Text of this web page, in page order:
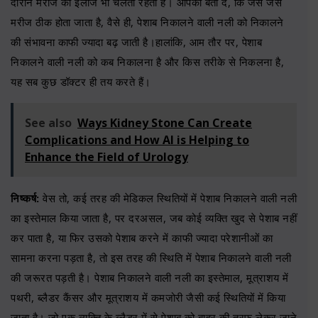
मरीज ठीक होता जाता है, वैसे ही, पेशाब निकालने वाली नली को निकालने
की संभावना काफी ज्यादा बढ़ जाती है।हालांकि, आम तौर पर, पेशाब
निकालने वाली नली को कब निकालना है और किस तरीके से निकलना है,
यह सब कुछ डॉक्टर ही तय करते हैं।
See also Ways Kidney Stone Can Create
Complications and How AI is Helping to
Enhance the Field of Urology
निष्कर्ष: वेस तो, कई तरह की मेडिकल स्थितियों में पेशाब निकालने वाली नली
का इस्तेमाल किया जाता है, पर दरअसल, जब कोई व्यक्ति खुद से पेशाब नहीं
कर पाता है, या फिर उसको पेशाब करने में काफी ज्यादा परेशानीओं का
सामना करना पड़ता है, तो इस तरह की स्थिति में पेशाब निकालने वाली नली
की जरूरत पड़ती है। पेशाब निकालने वाली नली का इस्तेमाल, मूत्राशय में
पथरी, ब्लैडर कैंसर और मूत्राशय में कमजोरी जैसी कई स्थितियों में किया